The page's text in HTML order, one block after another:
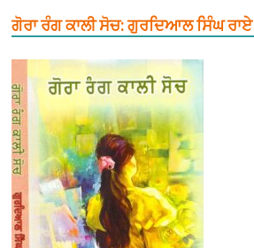
ਗੋਰਾ ਰੰਗ ਕਾਲੀ ਸੋਚ: ਗੁਰਦਿਆਲ ਸਿੰਘ ਰਾਏ